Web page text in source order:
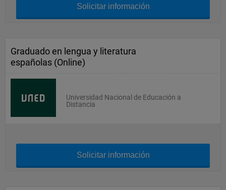
Solicitar información
Graduado en lengua y literatura
españolas (Online)
Universidad Nacional de Educación a
Distancia
Solicitar información